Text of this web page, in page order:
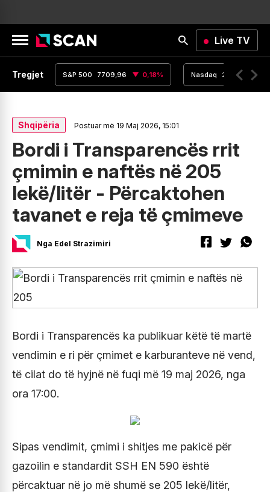
Live TV
Tregjet
0% S&P 500 7709,96 0,18% Nasdaq 26348,35
Shqipëria Postuar më 19 Maj 2026, 15:01
Bordi i Transparencës rrit
çmimin e naftës në 205
lekë/litër - Përcaktohen
tavanet e reja të çmimeve
Nga Edel Strazimiri
Bordi i Transparencës ka publikuar këtë të martë
vendimin e ri për çmimet e karburanteve në vend,
të cilat do të hyjnë në fuqi më 19 maj 2026, nga
ora 17:00.
Sipas vendimit, çmimi i shitjes me pakicë për
gazoilin e standardit SSH EN 590 është
përcaktuar në jo më shumë se 205 lekë/litër,